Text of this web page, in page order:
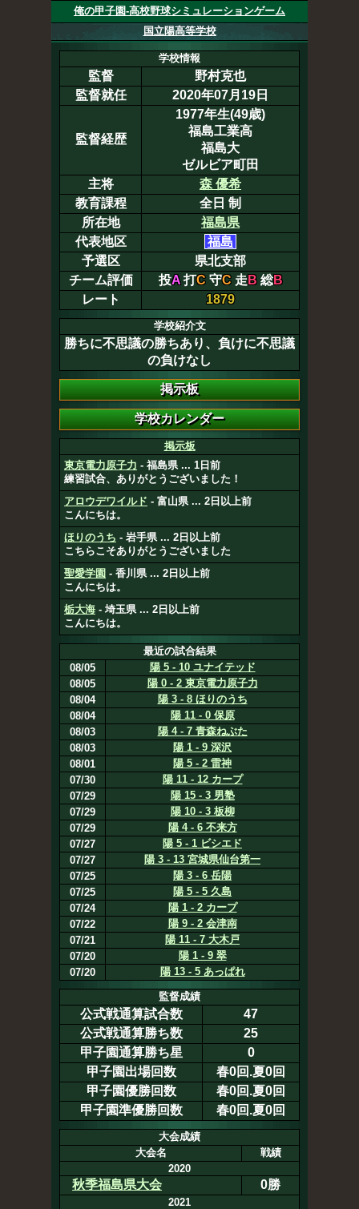
俺の甲子園-高校野球シミュレーションゲーム
国立陽高等学校
学校情報
監督
野村克也
監督就任
2020年07月19日
監督経歴
1977年生(49歳)
福島工業高
福島大
ゼルビア町田
主将
森 優希
教育課程
全日 制
所在地
福島県
代表地区
福島
予選区
県北支部
チーム評価
投A打C守C走 B総B
レート
1879
学校紹介文
勝ちに不思議の勝ちあり、負けに不思議
の負けなし
掲示板
東京電力原子力 - 福島県 ... 1日前
練習試合、ありがとうございました！
アロウデワイルド - 富山県 ... 2日以上前
こんにちは。
ほりのうち - 岩手県 ... 2日以上前
こちらこそありがとうございました
聖愛学園 - 香川県 ... 2日以上前
こんにちは。
栃大海 - 埼玉県 ... 2日以上前
こんにちは。
最近の試合結果
08/05
陽 5 - 10 ユナイテッド
08/05
陽 0 - 2 東京電力原子力
08/04
陽 3 - 8 ほりのうち
08/04
陽 11 - 0 保原
08/03
陽 4 - 7 青森ねぶた
08/03
陽 1 - 9 深沢
08/01
陽 5 - 2 雷神
07/30
陽 11 - 12 カープ
07/29
陽 15 - 3 男塾
07/29
陽 10 - 3 板柳
07/29
陽 4 - 6 不来方
07/27
陽 5 - 1 ビシエド
07/27
陽 3 - 13 宮城県仙台第一
07/25
陽 3 - 6 岳陽
07/25
陽 5 - 5 久島
07/24
陽 1 - 2 カープ
07/22
陽 9 - 2 会津南
07/21
陽 11 - 7 大木戸
07/20
陽 1 - 9 翠
07/20
陽 13 - 5 あっぱれ
監督成績
公式戦通算試合数
47
公式戦通算勝ち数
25
甲子園通算勝ち星
0
甲子園出場回数
春0回.夏0回
甲子園優勝回数
春0回.夏0回
甲子園準優勝回数
春0回.夏0回
大会成績
大会名
戦績
2020
秋季福島県大会 0勝
2021